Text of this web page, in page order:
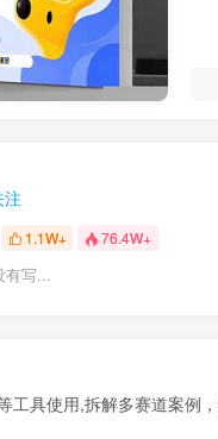
注
1.1W+ 76.4W+
有写...
工具使用,拆解多赛道案例